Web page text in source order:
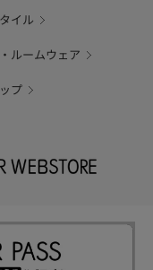
イル
ルームウェア
プ